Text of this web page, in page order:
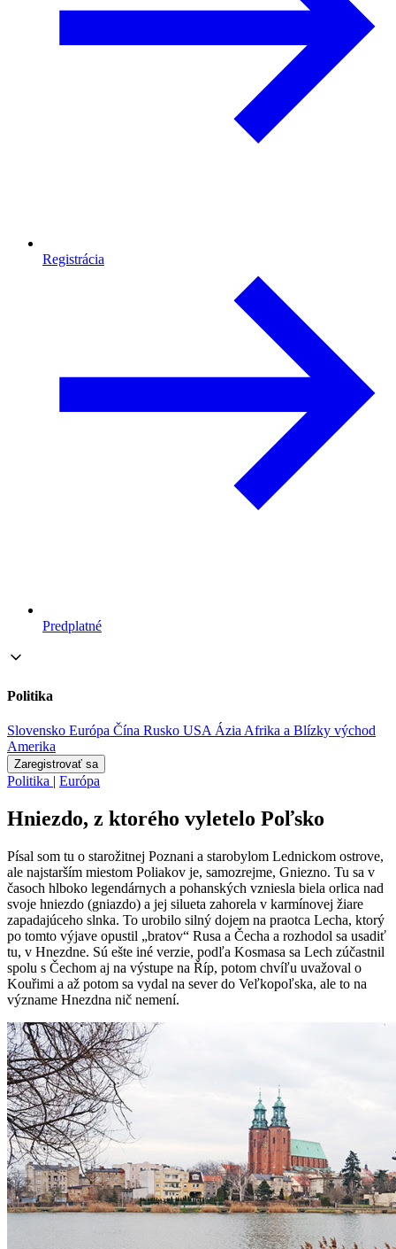
Registrácia
Predplatné
Politika
Slovensko Európa Čína Rusko USA ÁziaAfrika a Blízky východ
Amerika
Zaregistrovať sa
Politika | Európa
Hniezdo, z ktorého vyletelo Poľsko
Písal som tu o starožitnej Poznani a starobylom Lednickom ostrove,
ale najstarším miestom Poliakov je, samozrejme, Gniezno. Tu sa v
časoch hlboko legendárnych a pohanských vzniesla biela orlica nad
svoje hniezdo (gniazdo) a jej silueta zahorela v karmínovej žiare
zapadajúceho slnka. To urobilo silný dojem na praotca Lecha, ktorý
po tomto výjave opustil „bratov“ Rusa a Čecha a rozhodol sa usadiť
tu, v Hnezdne. Sú ešte iné verzie, podľa Kosmasa sa Lech zúčastnil
spolu s Čechom aj na výstupe na Říp, potom chvíľu uvažoval o
Kouřimi a až potom sa vydal na sever do Veľkopoľska, ale to na
význame Hnezdna nič nemení.